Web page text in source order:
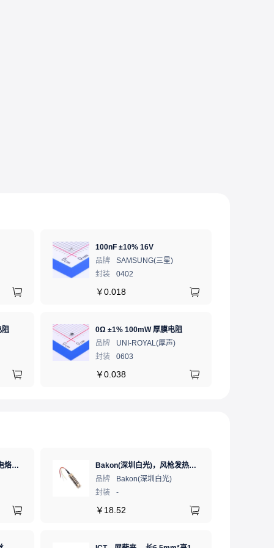
100nF ±10% 16V
品牌
SAMSUNG(三星)
封装
0402
￥0.018
阻
0Ω ±1% 100mW 厚膜电阻
品牌
UNI-ROYAL(厚声)
封装
0603
￥0.038
Bakon(深圳白光)，恒温电烙铁热风枪二合一数显可调温大功率无铅拆焊台，BK881（新老款交替发货）
Bakon(深圳白光)，风枪发热芯，853B
品牌
Bakon(深圳白光)
封装
-
￥ 18.52